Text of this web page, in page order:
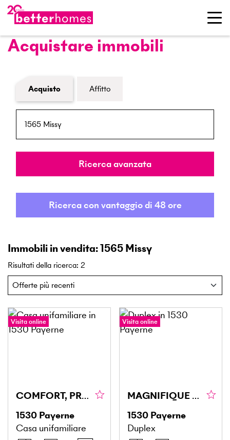
Acquistare immobili
Modulo di ricerca immobiliare
Acquisto Affitto
NPA / Località
Raggio
Ricerca avanzata
Ricerca con vantaggio di 48 ore
Immobili in vendita: 1565 Missy
Risultati della ricerca: 2
Visita online
COMFORT, PRIVACY E UN AMBIENTE DI VITA PRIVILEGIATO
1530 Payerne
Casa unifamiliare
Visita online
MAGNIFIQUE DUPLEX ATYPIQUE ET SPACIEUX
1530 Payerne
Duplex